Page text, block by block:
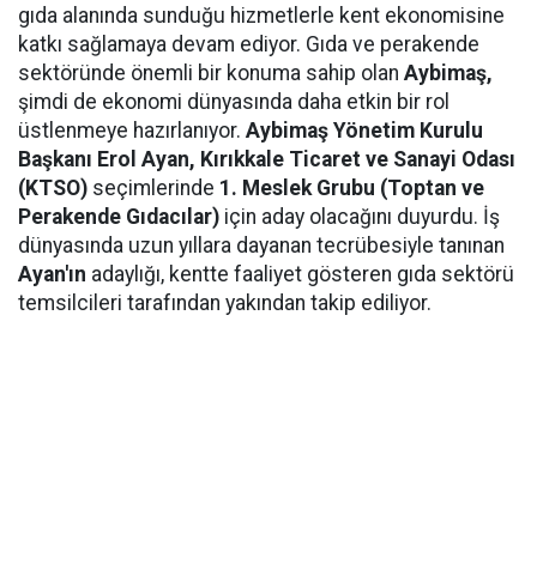
gıda alanında sunduğu hizmetlerle kent ekonomisine
katkı sağlamaya devam ediyor. Gıda ve perakende
sektöründe önemli bir konuma sahip olan Aybimaş,
şimdi de ekonomi dünyasında daha etkin bir rol
üstlenmeye hazırlanıyor. Aybimaş Yönetim Kurulu
Başkanı Erol Ayan, Kırıkkale Ticaret ve Sanayi Odası
(KTSO) seçimlerinde 1. Meslek Grubu (Toptan ve
Perakende Gıdacılar) için aday olacağını duyurdu. İş
dünyasında uzun yıllara dayanan tecrübesiyle tanınan
Ayan'ın adaylığı, kentte faaliyet gösteren gıda sektörü
temsilcileri tarafından yakından takip ediliyor.